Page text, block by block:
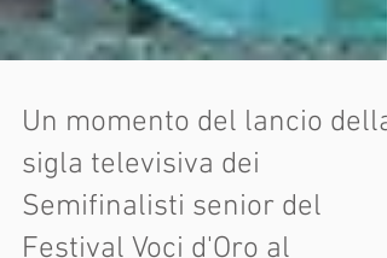
Un momento del lancio della
sigla televisiva dei